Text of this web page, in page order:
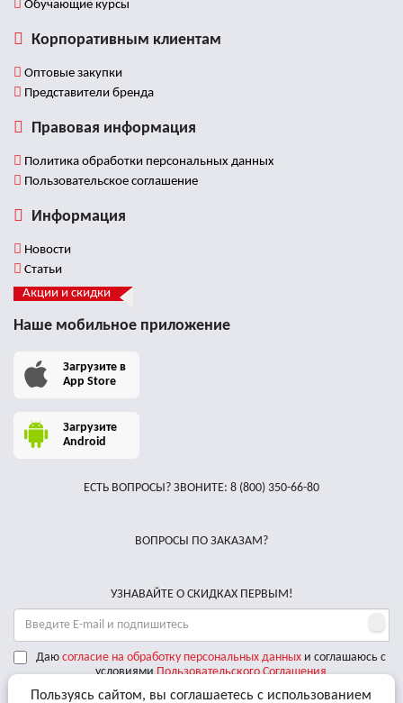
Обучающие курсы
Корпоративным клиентам
Оптовые закупки
Представители бренда
Правовая информация
Политика обработки персональных данных
Пользовательское соглашение
Информация
Новости
Статьи
Акции и скидки
Наше мобильное приложение
Загрузите в
App Store
Загрузите
Android
ЕСТЬ ВОПРОСЫ? ЗВОНИТЕ: 8 (800) 350-66-80
ВОПРОСЫ ПО ЗАКАЗАМ?
УЗНАВАЙТЕ О СКИДКАХ ПЕРВЫМ!
Даю согласие на обработку персональных данныхи соглашаюсь с
условиямиПользовательского Соглашения
Пользуясь сайтом, вы соглашаетесь с использованием